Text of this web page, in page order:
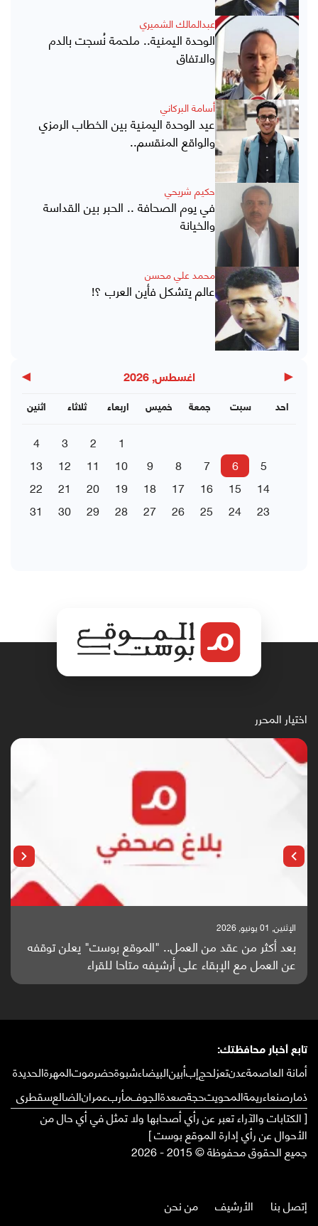
عبدالمالك الشميري
الوحدة اليمنية.. ملحمة نُسجت بالدم
والاتفاق
أسامة البركاني
عيد الوحدة اليمنية بين الخطاب الرمزي
والواقع المنقسم..
حكيم شريحي
في يوم الصحافة .. الحبر بين القداسة
والخيانة
محمد علي محسن
عالم يتشكل فأين العرب ؟!
◀ اغسطس, 2026 ▶
اثنين ثلاثاء اربعاء خميس جمعة سبت احد
1
2
3
4
5
6
7
8
9
10
11
12
13
14
15
16
17
18
19
20
21
22
23
24
25
26
27
28
29
30
31
اختيار المحرر
الإثنين, 25 مايو, 2026
باحثون من اليمن يدخلون سباق أبحاث ألزهايمر بدراسة
واعدة منشورة عالميا (ترجمة)
تابع أخبار محافظتك:
أمانة العاصمةعدنتعزلحجإبأبينالبيضاءشبوةحضرموتالمهرةالحديدة
ذمارصنعاءريمةالمحويتحجةصعدةالجوفمأربعمرانالضالعسقطرى
[ الكتابات والآراء تعبر عن رأي أصحابها ولا تمثل في أي حال من
الأحوال عن رأي إدارة الموقع بوست ]
جميع الحقوق محفوظة © 2015 - 2026
إتصل بنا الأرشيف من نحن